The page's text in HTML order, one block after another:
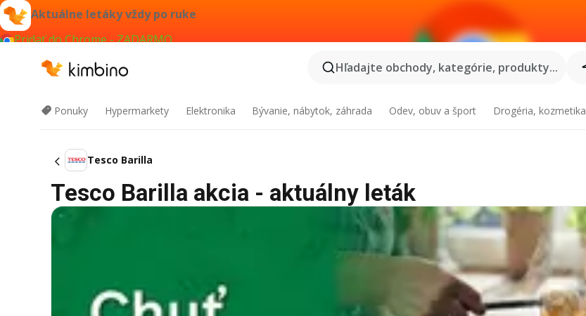
Aktuálne letáky vždy po ruke
Pridať do Chrome - ZADARMO
Hľadajte obchody, kategórie, produkty...
Ponuky Hypermarkety Elektronika Bývanie, nábytok, záhrada Odev, obuv a šport Drogéria, kozmetika
Tesco Barilla
Tesco Barilla akcia - aktuálny leták